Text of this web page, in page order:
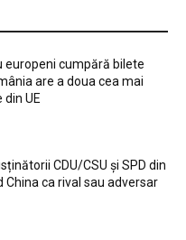
europeni cumpără bilete
are a doua cea mai
UE
CDU/CSU și SPD din
China ca rival sau adversar